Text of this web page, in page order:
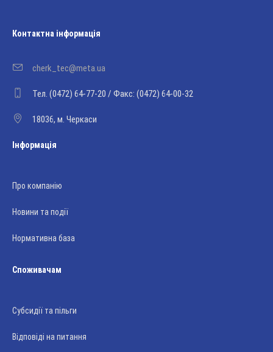
Контактна інформація
cherk_tec@meta.ua
Тел. (0472) 64-77-20 / Факс: (0472) 64-00-32
18036, м. Черкаси
Інформація
Про компанію
Новини та події
Нормативна база
Споживачам
Субсидії та пільги
Відповіді на питання